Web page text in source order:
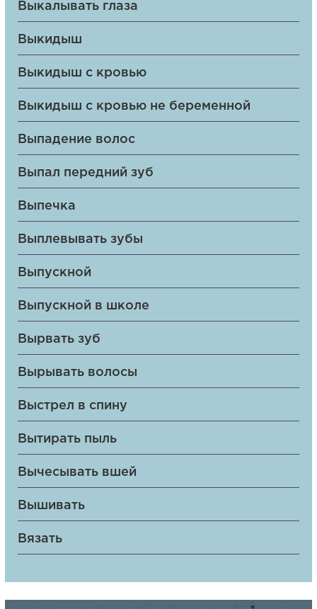
Выкалывать глаза
Выкидыш
Выкидыш с кровью
Выкидыш с кровью не беременной
Выпадение волос
Выпал передний зуб
Выпечка
Выплевывать зубы
Выпускной
Выпускной в школе
Вырвать зуб
Вырывать волосы
Выстрел в спину
Вытирать пыль
Вычесывать вшей
Вышивать
Вязать